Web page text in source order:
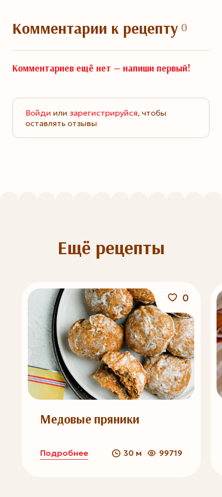
Комментарии к рецепту0
Комментариев ещё нет — напиши первый!
Войди или зарегистрируйся, чтобы
оставлять отзывы
Ещё рецепты
0
Медовые пряники
Подробнее 30 м 99719